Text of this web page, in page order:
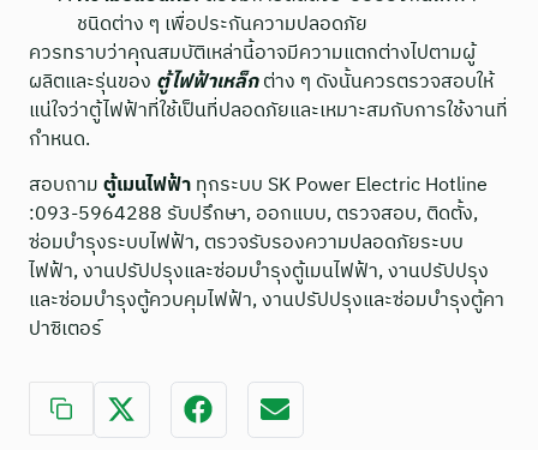
ชนิดต่าง ๆ เพื่อประกันความปลอดภัย
ควรทราบว่าคุณสมบัติเหล่านี้อาจมีความแตกต่างไปตามผู้
ผลิตและรุ่นของ ตู้ไฟฟ้าเหล็กต่าง ๆ ดังนั้นควรตรวจสอบให้
แน่ใจว่าตู้ไฟฟ้าที่ใช้เป็นที่ปลอดภัยและเหมาะสมกับการใช้งานที่
กำหนด.
สอบถามตู้เมนไฟฟ้าทุกระบบ SK Power Electric Hotline
:093-5964288 รับปรึกษา, ออกแบบ, ตรวจสอบ, ติดตั้ง,
ซ่อมบำรุงระบบไฟฟ้า, ตรวจรับรองความปลอดภัยระบบ
ไฟฟ้า, งานปรัปปรุงและซ่อมบำรุงตู้เมนไฟฟ้า, งานปรัปปรุง
และซ่อมบำรุงตู้ควบคุมไฟฟ้า, งานปรัปปรุงและซ่อมบำรุงตู้คา
ปาซิเตอร์